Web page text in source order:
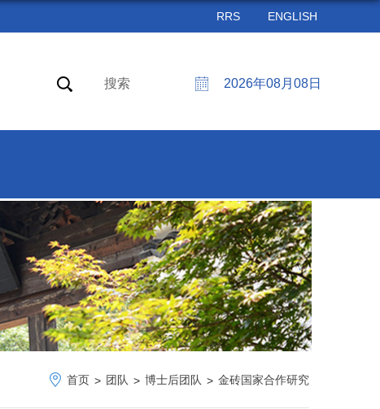
RRS ENGLISH
2026年08月08日
搜索
首页 > 团队 > 博士后团队 > 金砖国家合作研究